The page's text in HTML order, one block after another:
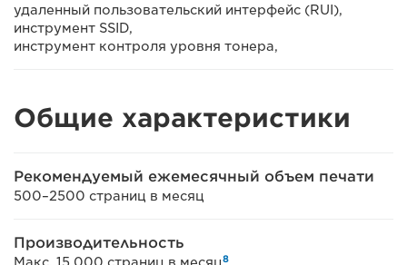
удаленный пользовательский интерфейс (RUI),
инструмент SSID,
инструмент контроля уровня тонера,
Общие характеристики
Рекомендуемый ежемесячный объем печати
500–2500 страниц в месяц
Производительность
8